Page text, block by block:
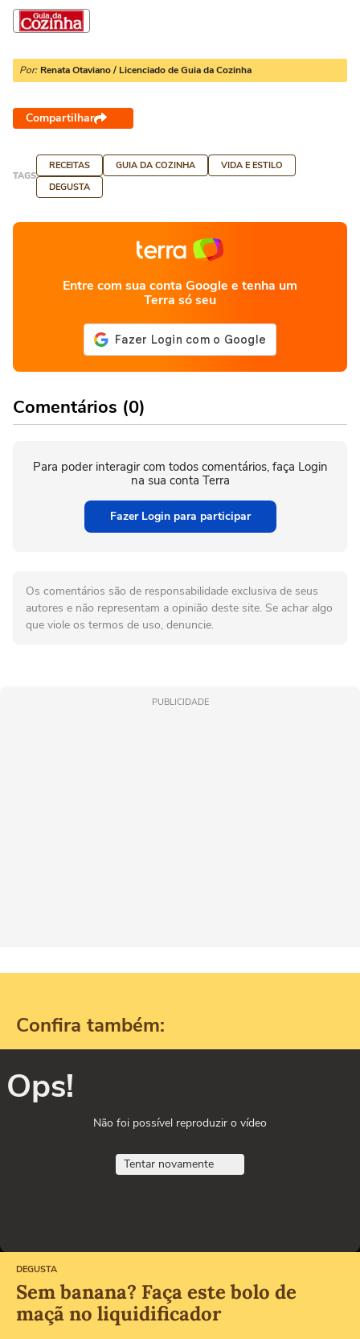
Por: Renata Otaviano / Licenciado de Guia da Cozinha
Compartilhar
TAGS
RECEITAS GUIA DA COZINHA
VIDA E ESTILO
DEGUSTA
Entre com sua conta Google e tenha um
Terra só seu
Comentários (0)
Para poder interagir com todos comentários, faça Login
na sua conta Terra
Fazer Login para participar
Os comentários são de responsabilidade exclusiva de seus
autores e não representam a opinião deste site. Se achar algo
que viole os termos de uso, denuncie.
PUBLICIDADE
Confira também:
Ops!
Não foi possível reproduzir o vídeo
Tentar novamente
DEGUSTA
Sem banana? Faça este bolo de
maçã no liquidificador